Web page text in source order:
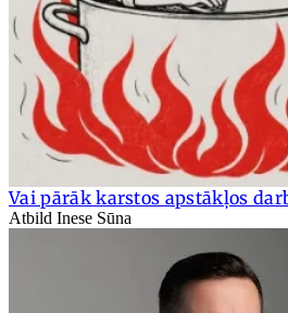
Vai pārāk karstos apstākļos
Atbild Inese Sūna